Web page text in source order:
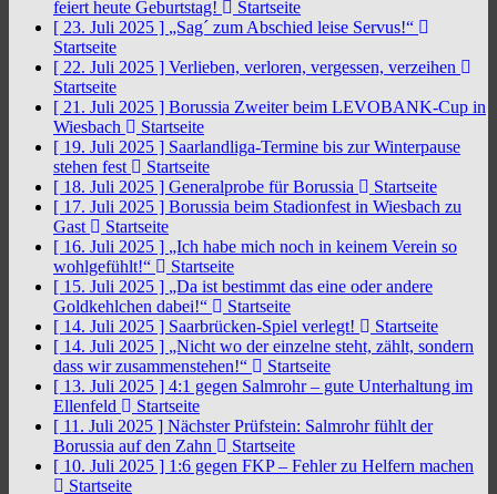
feiert heute Geburtstag!
Startseite
[ 23. Juli 2025 ] „Sag´ zum Abschied leise Servus!“
Startseite
[ 22. Juli 2025 ] Verlieben, verloren, vergessen, verzeihen
Startseite
[ 21. Juli 2025 ] Borussia Zweiter beim LEVOBANK-Cup in
Wiesbach
Startseite
[ 19. Juli 2025 ] Saarlandliga-Termine bis zur Winterpause
stehen fest
Startseite
[ 18. Juli 2025 ] Generalprobe für Borussia
Startseite
[ 17. Juli 2025 ] Borussia beim Stadionfest in Wiesbach zu
Gast
Startseite
[ 16. Juli 2025 ] „Ich habe mich noch in keinem Verein so
wohlgefühlt!“
Startseite
[ 15. Juli 2025 ] „Da ist bestimmt das eine oder andere
Goldkehlchen dabei!“
Startseite
[ 14. Juli 2025 ] Saarbrücken-Spiel verlegt!
Startseite
[ 14. Juli 2025 ] „Nicht wo der einzelne steht, zählt, sondern
dass wir zusammenstehen!“
Startseite
[ 13. Juli 2025 ] 4:1 gegen Salmrohr – gute Unterhaltung im
Ellenfeld
Startseite
[ 11. Juli 2025 ] Nächster Prüfstein: Salmrohr fühlt der
Borussia auf den Zahn
Startseite
[ 10. Juli 2025 ] 1:6 gegen FKP – Fehler zu Helfern machen
Startseite